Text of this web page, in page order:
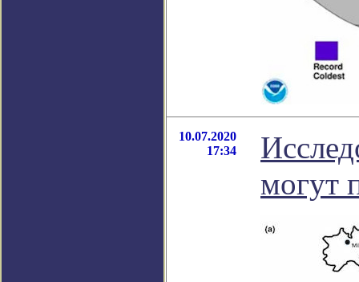
10.07.2020
17:34
могут